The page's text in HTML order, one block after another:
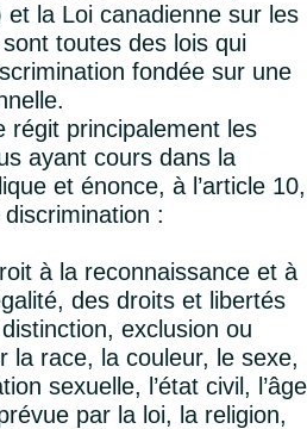
la Loi canadienne sur les
toutes des lois qui
fondée sur une
régit principalement les
ayant cours dans la
et énonce, à l’article 10,
:
à la reconnaissance et à
des droits et libertés
exclusion ou
la race, la couleur, le sexe,
sexuelle, l’état civil, l’âge
par la loi, la religion,